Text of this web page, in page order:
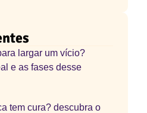
largar um vício?
e as fases desse
tem cura? descubra o